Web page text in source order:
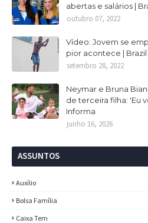
abertas e salários |
outubro 07, 2022
Vídeo: Jovem se
pior acontece |
setembro 28, 2022
Neymar e Bruna
de terceira filha: 'Eu
Informa
junho 16, 2026
ASSUNTOS
Auxílio
Bolsa Família
Caixa Tem